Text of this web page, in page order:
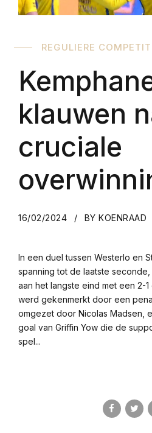
REGULIERE
klauwen
cruciale
16/02/2024 BY KOENRAAD
In een duel tussen Westerlo en
spanning tot de laatste
aan het langste eind met een 2-
werd gekenmerkt door een
omgezet door Nicolas Madsen,
goal van Griffin Yow die de
spel...